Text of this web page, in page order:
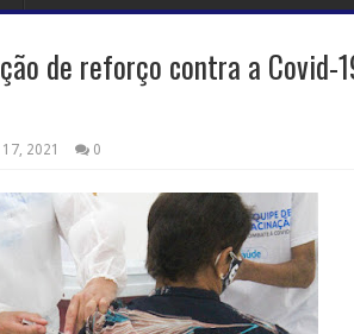
de reforço contra a Covid-
2021 0